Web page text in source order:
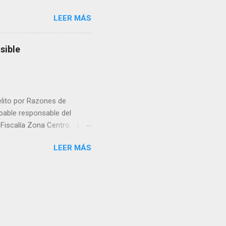
lo mejor en el IMSS?,
o algo?, yo creo que
así de que, 'por
por los vínculos y las
LEER MÁS
por Razones de
responsable del
Zona Centro. La
por un objeto
y que será la
LEER MÁS